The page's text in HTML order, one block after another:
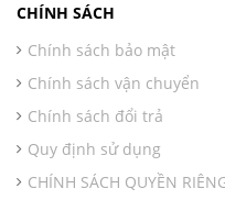
CHÍNH SÁCH
Chính sách bảo mật
Chính sách vận chuyển
Chính sách đổi trả
Quy định sử dụng
CHÍNH SÁCH QUYỀN